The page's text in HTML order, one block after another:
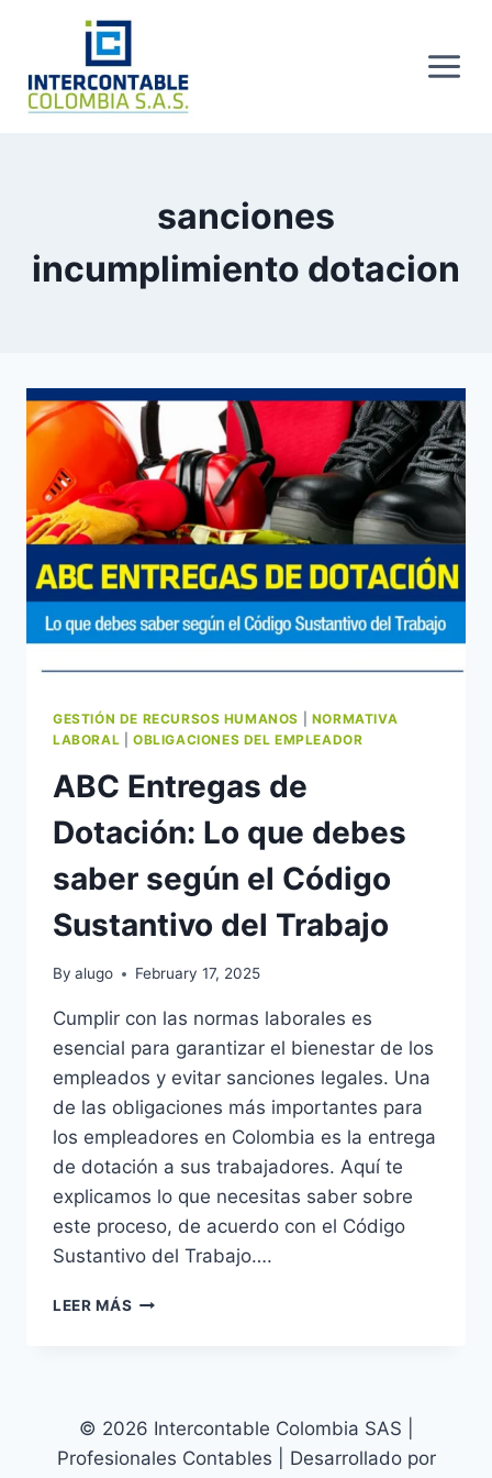
content
sanciones
incumplimiento dotacion
GESTIÓN DE RECURSOS HUMANOS
NORMATIVA
LABORAL
OBLIGACIONES DEL EMPLEADOR
ABC Entregas de
Dotación: Lo que debes
saber según el Código
Sustantivo del Trabajo
By alugo February 17, 2025
Cumplir con las normas laborales es
esencial para garantizar el bienestar de los
empleados y evitar sanciones legales. Una
de las obligaciones más importantes para
los empleadores en Colombia es la entrega
de dotación a sus trabajadores. Aquí te
explicamos lo que necesitas saber sobre
este proceso, de acuerdo con el Código
Sustantivo del Trabajo….
LEER MÁS ABC
DEBES
SABER
© 2026 Intercontable Colombia SAS |
Profesionales Contables | Desarrollado por